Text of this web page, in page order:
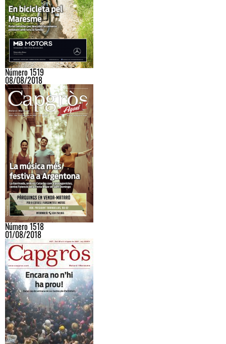
Número 1519
08/08/2018
Número 1518
01/08/2018